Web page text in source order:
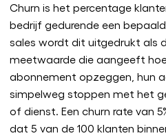
Churn is het percentage
bedrijf gedurende een
sales wordt dit uitgedrukt als
meetwaarde die aangeeft
abonnement opzeggen, hun
simpelweg stoppen met het
of dienst. Een churn rate van
dat 5 van de 100 klanten